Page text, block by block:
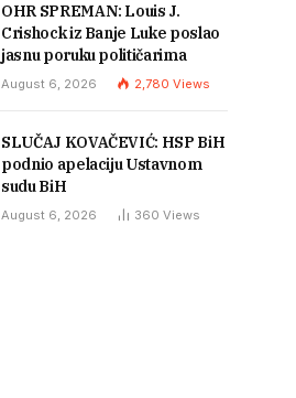
OHR SPREMAN: Louis J.
Crishock iz Banje Luke poslao
jasnu poruku političarima
August 6, 2026 2,780 Views
SLUČAJ KOVAČEVIĆ: HSP BiH
podnio apelaciju Ustavnom
sudu BiH
August 6, 2026 360 Views